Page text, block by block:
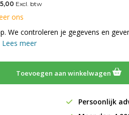
Excl. btw
ons
We controleren je gegevens en
Lees meer
Toevoegen aan winkelwagen
Persoonlijk